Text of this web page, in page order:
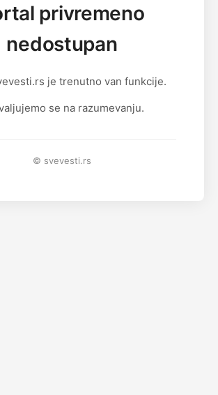
privremeno
nedostupan
je trenutno van funkcije.
se na razumevanju.
© svevesti.rs